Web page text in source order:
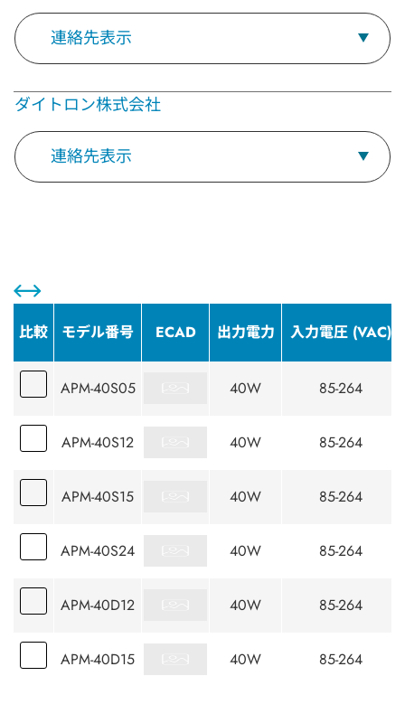
連絡先表示
ダイトロン株式会社
連絡先表示
比較 モデル番号 ECAD 出力電力 入力電圧 (VAC)
APM-40S05 40W 85-264
APM-40S12 40W 85-264
APM-40S15 40W 85-264
APM-40S24 40W 85-264
APM-40D12 40W 85-264
APM-40D15 40W 85-264